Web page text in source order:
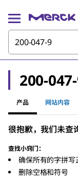
200-
产品 网站内容
很抱歉，我们未查
查找小窍门：
确保所有的字拼写
删除空格和符号